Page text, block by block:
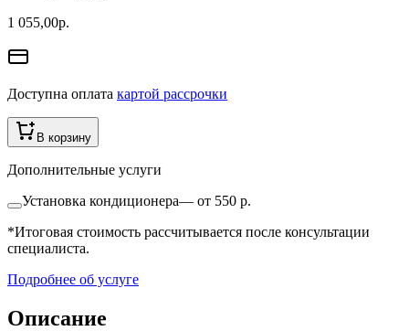
1 055,00р.
Доступна оплата картой рассрочки
В корзину
Дополнительные услуги
Установка кондиционера— от 550 р.
*Итоговая стоимость рассчитывается после консультации
специалиста.
Подробнее об услуге
Описание